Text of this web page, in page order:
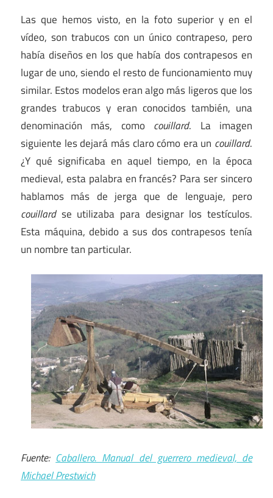
Las que hemos visto, en la foto superior y en el
vídeo, son trabucos con un único contrapeso, pero
había diseños en los que había dos contrapesos en
lugar de uno, siendo el resto de funcionamiento muy
similar. Estos modelos eran algo más ligeros que los
grandes trabucos y eran conocidos también, una
denominación más, como couillard. La imagen
siguiente les dejará más claro cómo era un couillard.
¿Y qué significaba en aquel tiempo, en la época
medieval, esta palabra en francés? Para ser sincero
hablamos más de jerga que de lenguaje, pero
couillardse utilizaba para designar los testículos.
Esta máquina, debido a sus dos contrapesos tenía
un nombre tan particular.
Fuente: Caballero. Manual del guerrero medieval, de
Michael Prestwich